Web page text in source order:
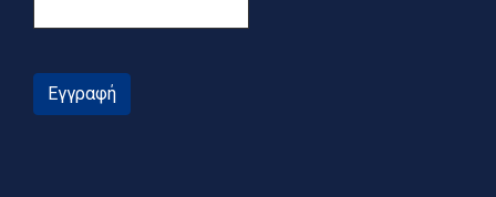
Εγγραφή